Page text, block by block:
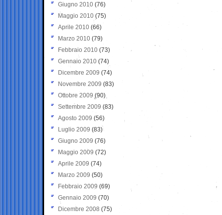
Giugno 2010 (76)
Maggio 2010 (75)
Aprile 2010 (66)
Marzo 2010 (79)
Febbraio 2010 (73)
Gennaio 2010 (74)
Dicembre 2009 (74)
Novembre 2009 (83)
Ottobre 2009 (90)
Settembre 2009 (83)
Agosto 2009 (56)
Luglio 2009 (83)
Giugno 2009 (76)
Maggio 2009 (72)
Aprile 2009 (74)
Marzo 2009 (50)
Febbraio 2009 (69)
Gennaio 2009 (70)
Dicembre 2008 (75)